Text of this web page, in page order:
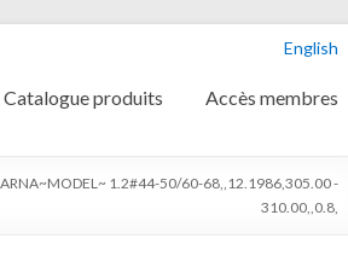
English
Catalogue produits Accès membres
ARNA~MODEL~ 1.2#44-50/60-68,,12.1986,305.00 -
310.00,,0.8,